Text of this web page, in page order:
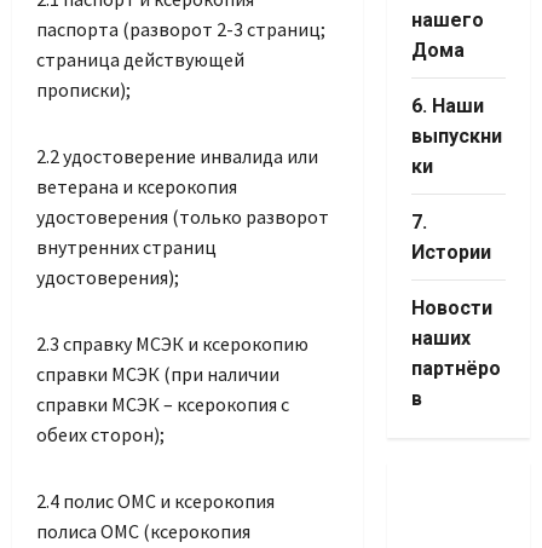
паспорта (разворот 2-3 страниц;
страница действующей
прописки);
2.2 удостоверение инвалида или
ветерана и ксерокопия
удостоверения (только разворот
внутренних страниц
удостоверения);
2.3 справку МСЭК и ксерокопию
справки МСЭК (при наличии
справки МСЭК ​– ксерокопия с
обеих сторон);
2.4 полис ОМС и ксерокопия
полиса ОМС (ксерокопия
нашего
Дома
6. Наши
выпускни
ки
7.
Истории
Новости
наших
партнёро
в